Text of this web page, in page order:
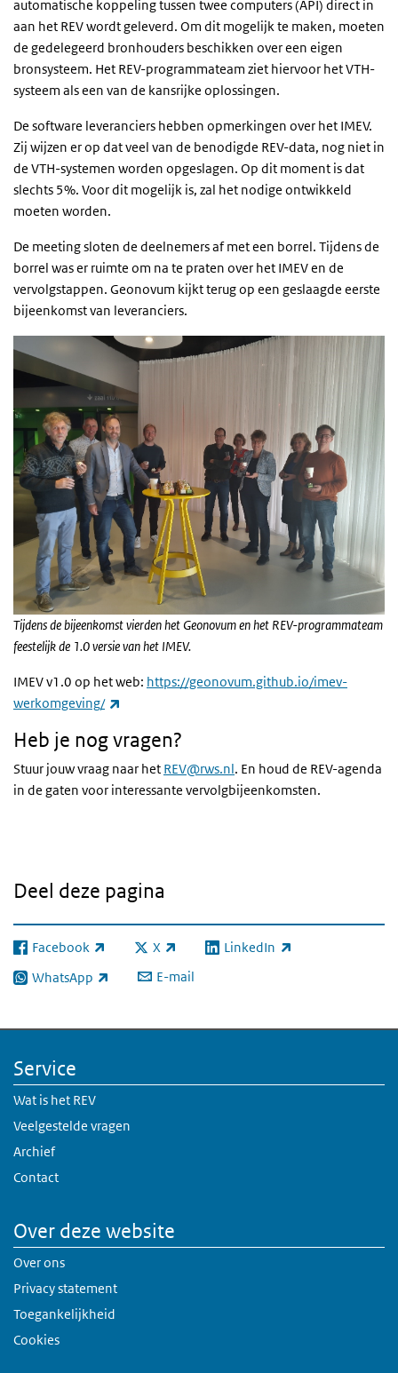
automatische koppeling tussen twee computers (API) direct in
aan het REV wordt geleverd. Om dit mogelijk te maken, moeten
de gedelegeerd bronhouders beschikken over een eigen
bronsysteem. Het REV-programmateam ziet hiervoor het VTH-
systeem als een van de kansrijke oplossingen.
De software leveranciers hebben opmerkingen over het IMEV.
Zij wijzen er op dat veel van de benodigde REV-data, nog niet in
de VTH-systemen worden opgeslagen. Op dit moment is dat
slechts 5%. Voor dit mogelijk is, zal het nodige ontwikkeld
moeten worden.
De meeting sloten de deelnemers af met een borrel. Tijdens de
borrel was er ruimte om na te praten over het IMEV en de
vervolgstappen. Geonovum kijkt terug op een geslaagde eerste
bijeenkomst van leveranciers.
Tijdens de bijeenkomst vierden het Geonovum en het REV-programmateam
feestelijk de 1.0 versie van het IMEV.
IMEV v1.0 op het web: https://geonovum.github.io/imev-
werkomgeving/
Heb je nog vragen?
Stuur jouw vraag naar het REV@rws.nl. En houd de REV-agenda
in de gaten voor interessante vervolgbijeenkomsten.
Deel deze pagina
Facebook
(externe link) X
(externe link) LinkedIn
(externe link)
WhatsApp
(externe link) E-mail
Service
Wat is het REV
Veelgestelde vragen
Archief
Contact
Over deze website
Over ons
Privacy statement
Toegankelijkheid
Cookies